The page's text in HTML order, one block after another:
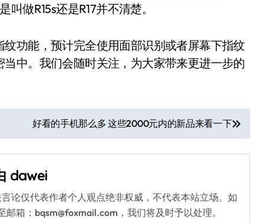
做R15s还是R17并不清楚。
功能，预计完全使用面部识别或者屏幕下指纹
中。我们会随时关注，为大家带来更进一步的
好看的手机那么多 这些2000元内的新品来看一下
dawei
论仅代表作者个人观点绝非权威，不代表本站立场。如
箱：bqsm@foxmail.com，我们将及时予以处理。